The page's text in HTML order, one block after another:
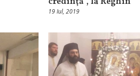
19 Iul, 2019